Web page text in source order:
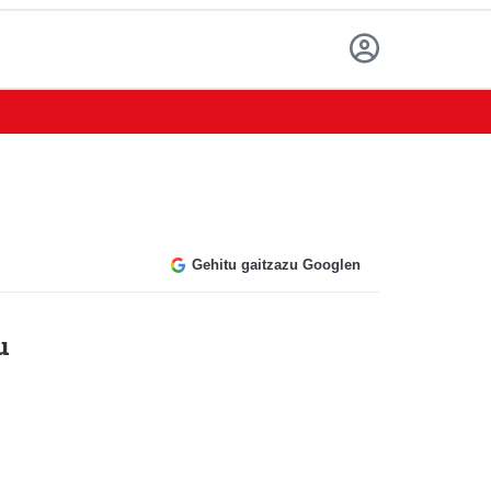
Gehitu gaitzazu Googlen